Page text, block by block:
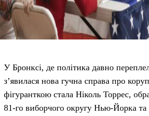
У Бронксі, де політика давно
з’явилася нова гучна справа про
фігуранткою стала Ніколь Торрес,
81-го виборчого округу Нью-Йорка